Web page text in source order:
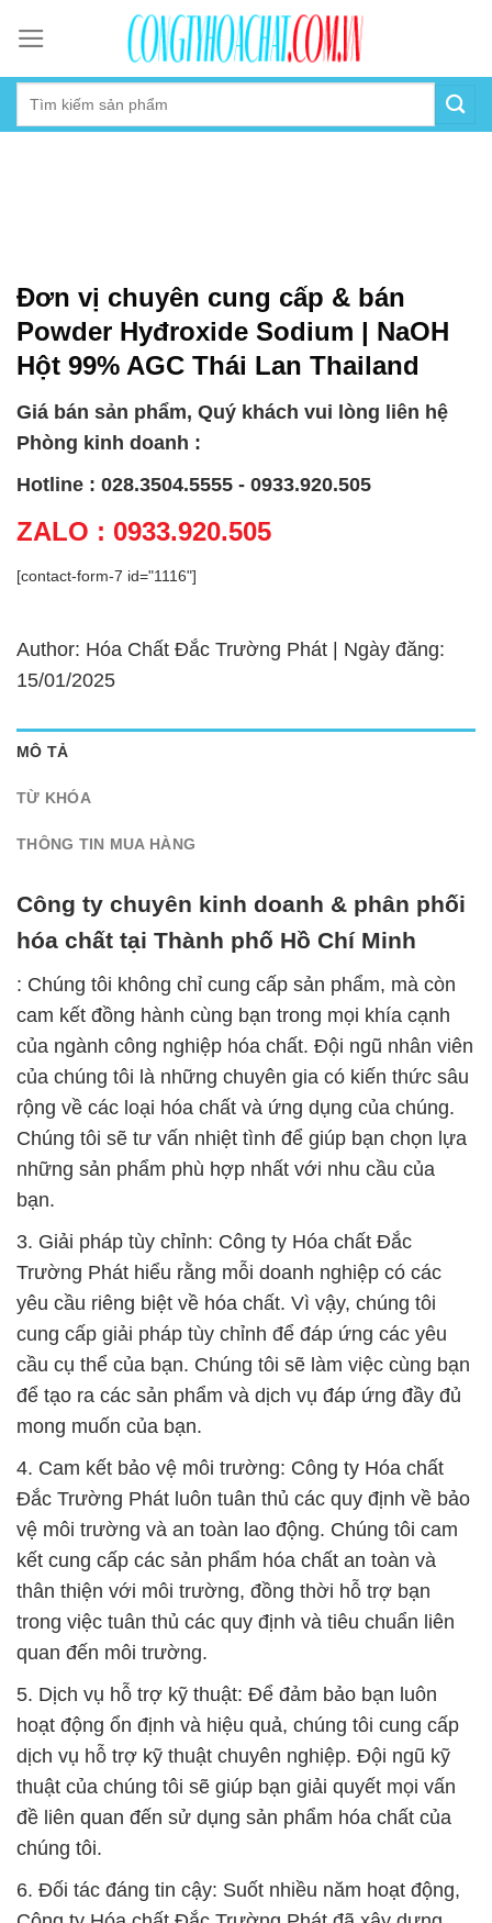
content
Đơn vị chuyên cung cấp & bán
Powder Hyđroxide Sodium | NaOH
Hột 99% AGC Thái Lan Thailand
Giá bán sản phẩm, Quý khách vui lòng liên hệ
Phòng kinh doanh :
Hotline : 028.3504.5555 - 0933.920.505
ZALO : 0933.920.505
[contact-form-7 id="1116"]
Author: Hóa Chất Đắc Trường Phát | Ngày đăng:
15/01/2025
MÔ TẢ
TỪ KHÓA
THÔNG TIN MUA HÀNG
Công ty chuyên kinh doanh & phân phối
hóa chất tại Thành phố Hồ Chí Minh
: Chúng tôi không chỉ cung cấp sản phẩm, mà còn
cam kết đồng hành cùng bạn trong mọi khía cạnh
của ngành công nghiệp hóa chất. Đội ngũ nhân viên
của chúng tôi là những chuyên gia có kiến thức sâu
rộng về các loại hóa chất và ứng dụng của chúng.
Chúng tôi sẽ tư vấn nhiệt tình để giúp bạn chọn lựa
những sản phẩm phù hợp nhất với nhu cầu của
bạn.
3. Giải pháp tùy chỉnh: Công ty Hóa chất Đắc
Trường Phát hiểu rằng mỗi doanh nghiệp có các
yêu cầu riêng biệt về hóa chất. Vì vậy, chúng tôi
cung cấp giải pháp tùy chỉnh để đáp ứng các yêu
cầu cụ thể của bạn. Chúng tôi sẽ làm việc cùng bạn
để tạo ra các sản phẩm và dịch vụ đáp ứng đầy đủ
mong muốn của bạn.
4. Cam kết bảo vệ môi trường: Công ty Hóa chất
Đắc Trường Phát luôn tuân thủ các quy định về bảo
vệ môi trường và an toàn lao động. Chúng tôi cam
kết cung cấp các sản phẩm hóa chất an toàn và
thân thiện với môi trường, đồng thời hỗ trợ bạn
trong việc tuân thủ các quy định và tiêu chuẩn liên
quan đến môi trường.
5. Dịch vụ hỗ trợ kỹ thuật: Để đảm bảo bạn luôn
hoạt động ổn định và hiệu quả, chúng tôi cung cấp
dịch vụ hỗ trợ kỹ thuật chuyên nghiệp. Đội ngũ kỹ
thuật của chúng tôi sẽ giúp bạn giải quyết mọi vấn
đề liên quan đến sử dụng sản phẩm hóa chất của
chúng tôi.
6. Đối tác đáng tin cậy: Suốt nhiều năm hoạt động,